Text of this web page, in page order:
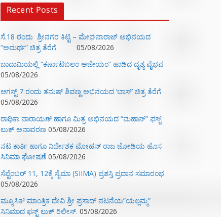
Recent Posts
ಸೆ.18 ರಂದು ಶ್ರೀನಗರ ಕಿಟ್ಟಿ – ಮೇಘನಾರಾಜ್ ಅಭಿನಯದ
“ಅಮರ್ಥ” ಚಿತ್ರ ತೆರೆಗೆ
05/08/2026
ಬಾದಾಮಿಯಲ್ಲಿ “ಕರ್ಣಾಟಬಲಂ ಅಜೇಯಂ” ಹಾಡಿದ ದೃಶ್ಯ ವೈಭವ
05/08/2026
ಆಗಸ್ಟ್ 7 ರಂದು ತನುಷ್ ಶಿವಣ್ಣ ಅಭಿನಯದ ‘ಬಾಸ್’ ಚಿತ್ರ ತೆರೆಗೆ
05/08/2026
ರಾಧಿಕಾ ನಾರಾಯಣ್ ಹಾಗೂ ಮಿತ್ರ ಅಭಿನಯದ “ಮಹಾನ್” ಫಸ್ಟ್
ಲುಕ್ ಅನಾವರಣ 05/08/2026
ನಟ ಕಾರ್ತಿ ಹಾಗೂ ನಿರ್ದೇಶಕ ಮೋಹನ್ ರಾಜ ಜೋಡಿಯ ಹೊಸ
ಸಿನಿಮಾ ಘೋಷಣೆ 05/08/2026
ಸೆಪ್ಟೆಂಬರ್ 11, 12ಕ್ಕೆ ಸೈಮಾ (SIIMA) ಪ್ರಶಸ್ತಿ ಪ್ರದಾನ ಸಮಾರಂಭ
05/08/2026
ಮ್ಯೂಸಿಕ್‌ ಮಾಂತ್ರಿಕ ದೇವಿ ಶ್ರೀ ಪ್ರಸಾದ್ ನಟನೆಯ”ಯಲ್ಲಮ್ಮ”
ಸಿನಿಮಾದ ಫಸ್ಟ್‌ ಲುಕ್‌ ರಿಲೀಸ್. 05/08/2026